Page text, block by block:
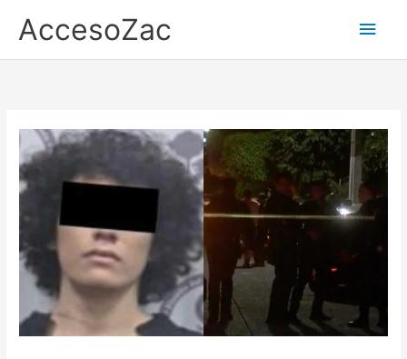
AccesoZac